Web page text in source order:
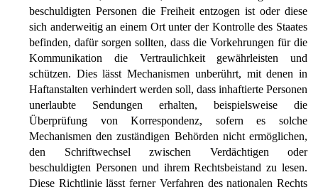
beschuldigten Personen die Freiheit entzogen ist oder diese
sich anderweitig an einem Ort unter der Kontrolle des Staates
befinden, dafür sorgen sollten, dass die Vorkehrungen für die
Kommunikation die Vertraulichkeit gewährleisten und
schützen. Dies lässt Mechanismen unberührt, mit denen in
Haftanstalten verhindert werden soll, dass inhaftierte Personen
unerlaubte Sendungen erhalten, beispielsweise die
Überprüfung von Korrespondenz, sofern es solche
Mechanismen den zuständigen Behörden nicht ermöglichen,
den Schriftwechsel zwischen Verdächtigen oder
beschuldigten Personen und ihrem Rechtsbeistand zu lesen.
Diese Richtlinie lässt ferner Verfahren des nationalen Rechts